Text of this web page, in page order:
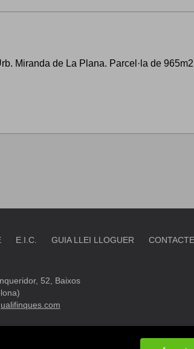
Miranda de La Plana. Parcel·la de
E.I.C. GUIA LLEI LLOGUER CONTACTE
52, Baixos